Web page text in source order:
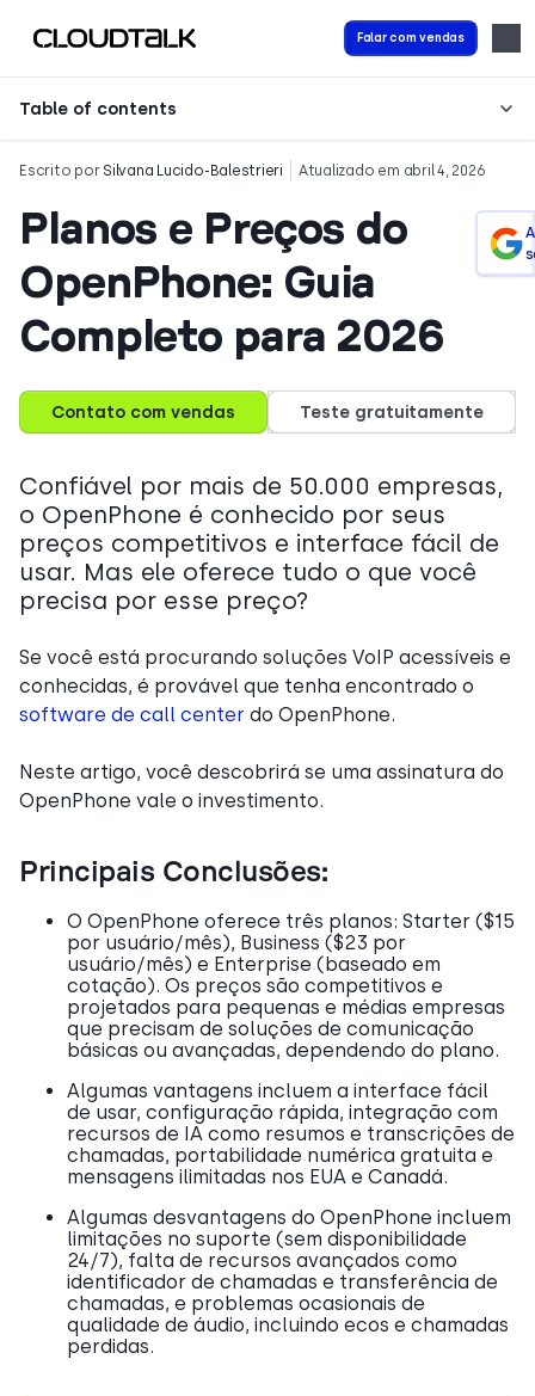
Falar com vendas
Table of contents
Escrito por Silvana Lucido-Balestrieri Atualizado em abril 4, 2026
Planos e Preços do
OpenPhone: Guia
Completo para 2026
Contato com vendas Teste gratuitamente
Confiável por mais de 50.000 empresas,
o OpenPhone é conhecido por seus
preços competitivos e interface fácil de
usar. Mas ele oferece tudo o que você
precisa por esse preço?
Se você está procurando soluções VoIP acessíveis e
conhecidas, é provável que tenha encontrado o
software de call center do OpenPhone.
Neste artigo, você descobrirá se uma assinatura do
OpenPhone vale o investimento.
Principais Conclusões:
O OpenPhone oferece três planos: Starter ($15
por usuário/mês), Business ($23 por
usuário/mês) e Enterprise (baseado em
cotação). Os preços são competitivos e
projetados para pequenas e médias empresas
que precisam de soluções de comunicação
básicas ou avançadas, dependendo do plano.
Algumas vantagens incluem a interface fácil
de usar, configuração rápida, integração com
recursos de IA como resumos e transcrições de
chamadas, portabilidade numérica gratuita e
mensagens ilimitadas nos EUA e Canadá.
Algumas desvantagens do OpenPhone incluem
limitações no suporte (sem disponibilidade
24/7), falta de recursos avançados como
identificador de chamadas e transferência de
chamadas, e problemas ocasionais de
qualidade de áudio, incluindo ecos e chamadas
perdidas.